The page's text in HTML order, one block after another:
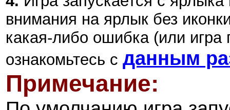
внимания на ярлык без
какая-либо ошибка (или игра
ознакомьтесь с данным
Примечание: